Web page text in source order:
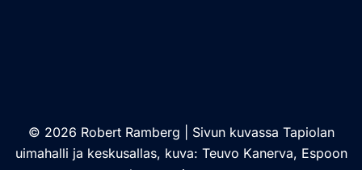
© 2026 Robert Ramberg | Sivun kuvassa Tapiolan
uimahalli ja keskusallas, kuva: Teuvo Kanerva, Espoon